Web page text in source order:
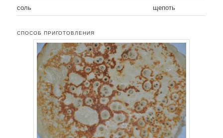
соль
щепоть
СПОСОБ ПРИГОТОВЛЕНИЯ